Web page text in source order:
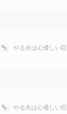
やる夫は心優しい巨漢
やる夫は心優しい巨漢